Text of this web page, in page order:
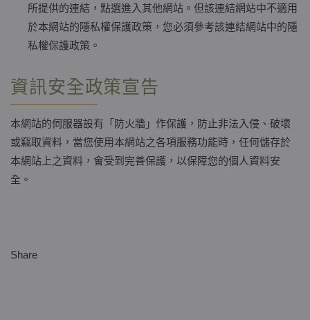
所提供的連結，點選進入其他網站。但該連結網站中不適用
於本網站的隱私權保護政策，您必須參考該連結網站中的隱
私權保護政策。
資訊安全政策宣告
本網站的伺服器設有「防火牆」作保護，防止非法入侵、破壞
或竊取資料，當您使用本網站之各項服務功能時，任何儲存於
本網站上之資料，會受到完善保護，以保障您的個人資料安
全。
Share